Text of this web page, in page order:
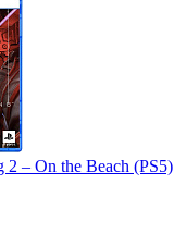
2 – On the Beach (PS5)